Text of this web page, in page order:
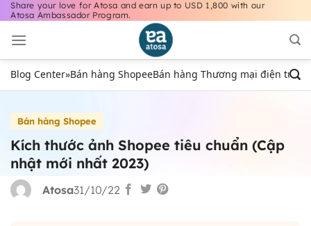
Bỏ
nội
dung
Share your love for Atosa and earn up to USD 1,800 with our
Atosa Ambassador Program.
Blog Center»Bán hàng ShopeeBán hàng Thương mại điện tử
Bán hàng Shopee
Kích thước ảnh Shopee tiêu chuẩn (Cập
nhật mới nhất 2023)
Atosa31/10/22